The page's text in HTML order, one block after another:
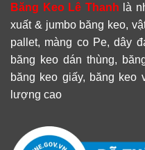
Băng Keo Lê Thanh là
xuất & jumbo băng keo,
pallet, màng co Pe, dây
băng keo dán thùng,
băng keo giấy, băng keo
lượng cao